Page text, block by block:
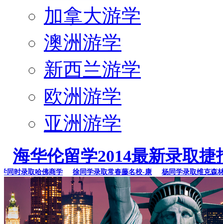
加拿大游学
澳洲游学
新西兰游学
欧洲游学
亚洲游学
海华伦留学2014最新录取捷
时录取哈佛商学 徐同学录取常春藤名校-康 杨同学录取维克森林大